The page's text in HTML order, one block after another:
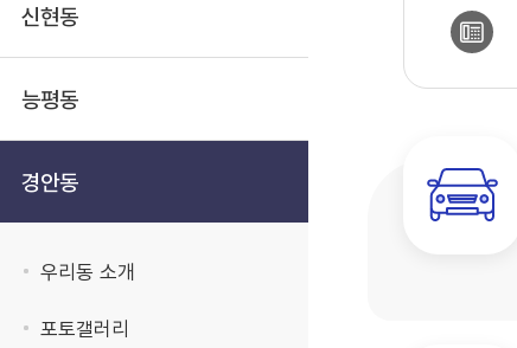
신현동
능평동
경안동
우리동 소개
포토갤러리